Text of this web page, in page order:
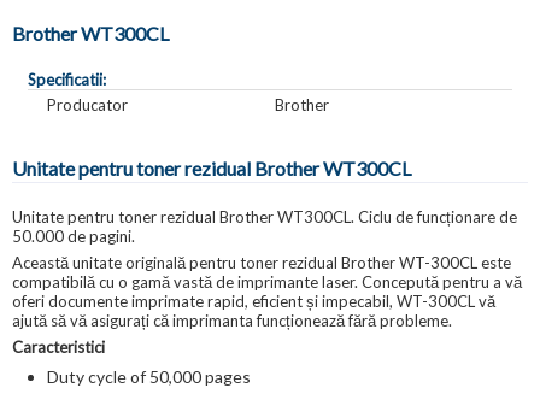
Brother WT300CL
Specificatii:
Producator
Brother
Unitate pentru toner rezidual Brother WT300CL
Unitate pentru toner rezidual Brother WT300CL. Ciclu de funcționare de
50.000 de pagini.
Această unitate originală pentru toner rezidual Brother WT-300CL este
compatibilă cu o gamă vastă de imprimante laser. Concepută pentru a vă
oferi documente imprimate rapid, eficient și impecabil, WT-300CL vă
ajută să vă asigurați că imprimanta funcționează fără probleme.
Caracteristici
Duty cycle of 50,000 pages